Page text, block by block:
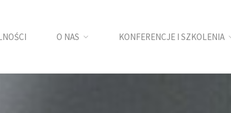
O NAS KONFERENCJE I SZKOLENIA